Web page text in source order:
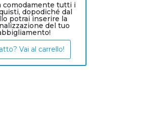
comodamente tutti i
dopodiché dal
potrai inserire la
del tuo
Vai al carrello!